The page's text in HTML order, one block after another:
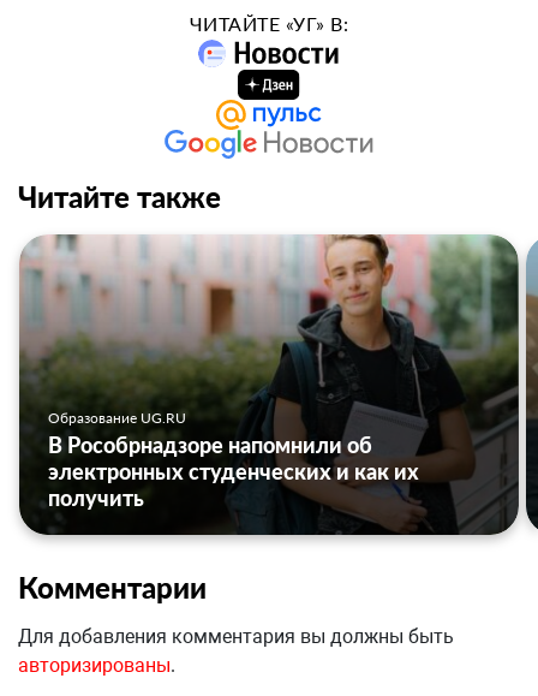
ЧИТАЙТЕ «УГ» В:
Читайте также
Образование UG.RU
В Рособрнадзоре напомнили об
электронных студенческих и как их
получить
Комментарии
Для добавления комментария вы должны быть
авторизированы.